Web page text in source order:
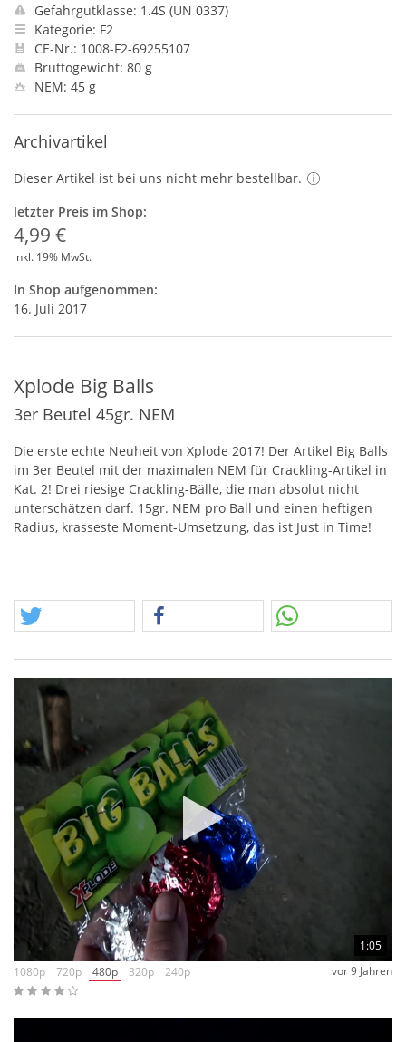
Gefahrgutklasse: 1.4S (UN 0337)
Kategorie: F2
CE-Nr.: 1008-F2-69255107
Bruttogewicht: 80 g
NEM: 45 g
Archivartikel
Dieser Artikel ist bei uns nicht mehr bestellbar.
letzter Preis im Shop:
4,99 €
inkl. 19% MwSt.
In Shop aufgenommen:
16. Juli 2017
Xplode Big Balls
3er Beutel 45gr. NEM
Die erste echte Neuheit von Xplode 2017! Der Artikel Big Balls
im 3er Beutel mit der maximalen NEM für Crackling-Artikel in
Kat. 2! Drei riesige Crackling-Bälle, die man absolut nicht
unterschätzen darf. 15gr. NEM pro Ball und einen heftigen
Radius, krasseste Moment-Umsetzung, das ist Just in Time!
1:05
1080p
720p 480p 320p 240p vor 9 Jahren